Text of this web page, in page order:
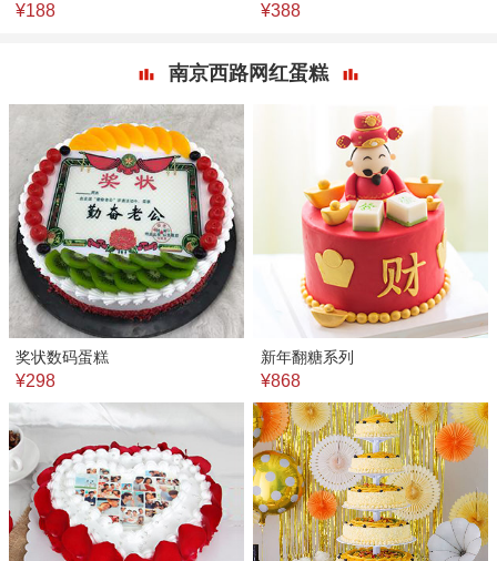
¥188 ¥388
南京西路网红蛋糕
奖状数码蛋糕
¥298
新年翻糖系列
¥868